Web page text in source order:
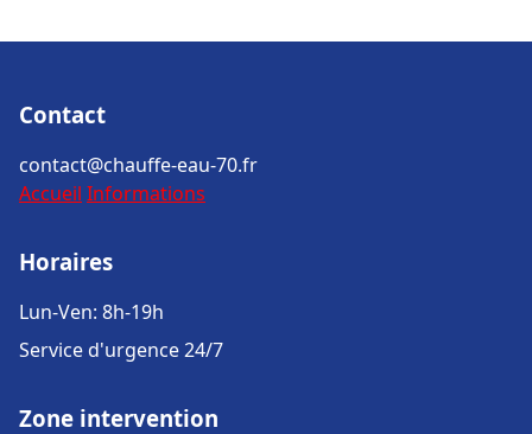
Contact
contact@chauffe-eau-70.fr
Accueil Informations
Horaires
Lun-Ven: 8h-19h
Service d'urgence 24/7
Zone intervention